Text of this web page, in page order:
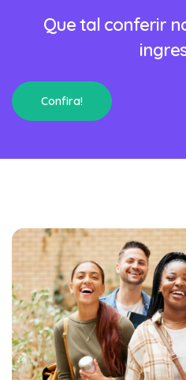
Que tal conferir
Confira!